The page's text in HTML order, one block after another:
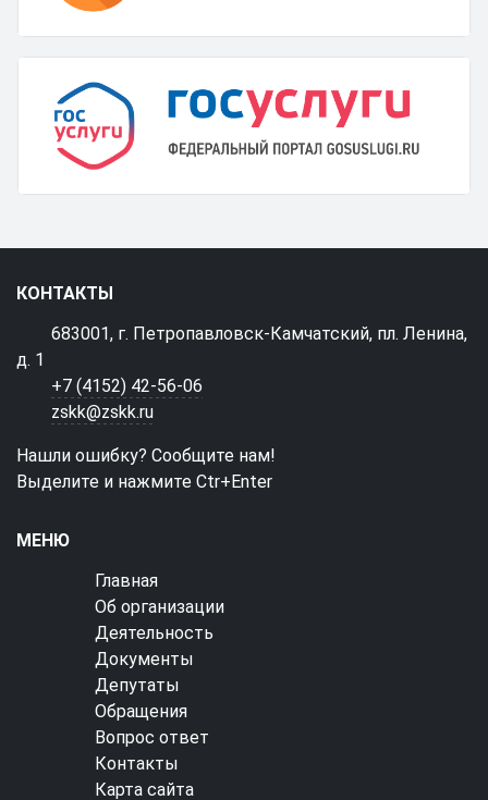
КОНТАКТЫ
683001, г. Петропавловск-Камчатский, пл. Ленина,
д. 1
+7 (4152) 42-56-06
zskk@zskk.ru
Нашли ошибку? Сообщите нам!
Выделите и нажмите Ctr+Enter
МЕНЮ
Главная
Об организации
Деятельность
Документы
Депутаты
Обращения
Вопрос ответ
Контакты
Карта сайта